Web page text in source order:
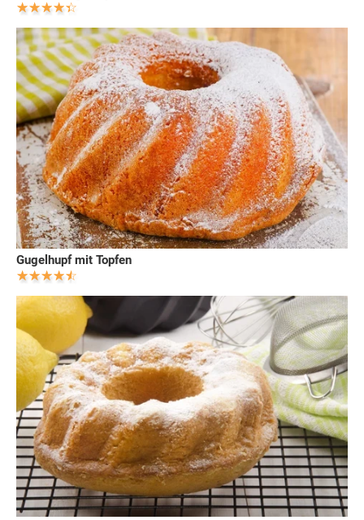
Gugelhupf mit Topfen